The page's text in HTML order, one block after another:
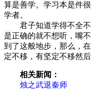
算是善学。学习本是件
学者。
君子知道学得不全不
是正确的就不想听，嘴
到了这般地步，那么，
定不移，有坚定不移然
相关新闻：
烛之武退秦师